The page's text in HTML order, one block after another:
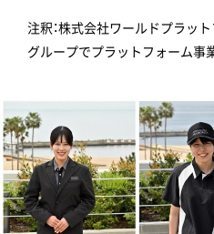
注釈：株式会社ワールドプラッ
グループでプラットフォーム事